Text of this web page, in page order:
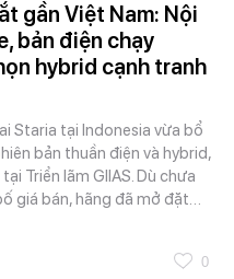
gần Việt Nam: Nội
bản điện chạy
hybrid cạnh tranh
Staria tại Indonesia vừa bổ
bản thuần điện và hybrid,
Triển lãm GIIAS. Dù chưa
giá bán, hãng đã mở đặt…
0